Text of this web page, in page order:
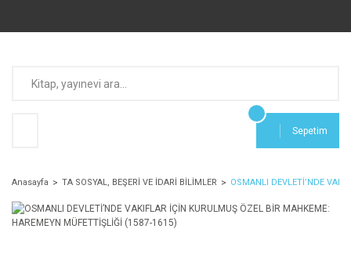
Sepetim
Anasayfa TA SOSYAL, BEŞERİ VE İDARİ BİLİMLER OSMANLI DEVLETİ’NDE